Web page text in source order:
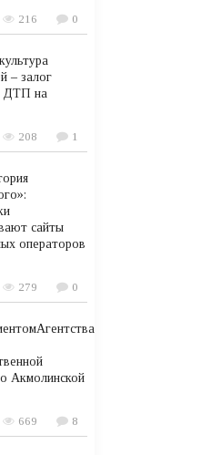
216 0
– залог
ДТП на
208 1
сайты
операторов
279 0
Акмолинской
669 8